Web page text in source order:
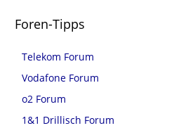
Foren-Tipps
Telekom Forum
Vodafone Forum
o2 Forum
1&1 Drillisch Forum